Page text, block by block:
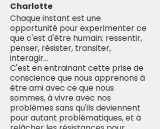
Charlotte
Chaque instant est une
opportunité pour experimenter ce
que c'est d'être humain: ressentir,
penser, résister, transiter,
interagir...
C'est en entrainant cette prise de
conscience que nous apprenons à
être ami avec ce que nous
sommes, à vivre avec nos
problèmes sans qu'ils deviennent
pour autant problématiques, et à